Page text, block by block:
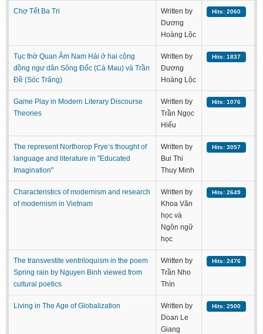
Chợ Tết Ba Tri
Written by
Dương
Hoàng Lộc
Hits: 2060
Tục thờ Quan Âm Nam Hải ở hai cộng
đồng ngư dân Sông Đốc (Cà Mau) và Trần
Đề (Sóc Trăng)
Written by
Dương
Hoàng Lộc
Hits: 1837
Game Play in Modern Literary Discourse
Theories
Written by
Trần Ngọc
Hiếu
Hits: 1076
The represent Northorop Frye’s thought of
language and literature in "Educated
Imagination"
Written by
Bui Thi
Thuy Minh
Hits: 3057
Characteristics of modernism and research
of modernism in Vietnam
Written by
Khoa Văn
học và
Ngôn ngữ
học
Hits: 2649
The transvestite ventriloquism in the poem
Spring rain by Nguyen Binh viewed from
cultural poetics
Written by
Trần Nho
Thìn
Hits: 2476
Living in The Age of Globalization
Written by
Doan Le
Giang
Hits: 2500